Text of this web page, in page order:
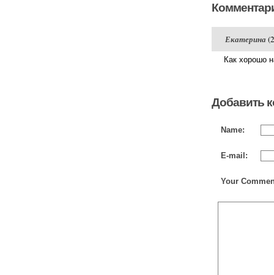
Екатерина
Как хорошо
Добавить
Name:
E-mail:
Your